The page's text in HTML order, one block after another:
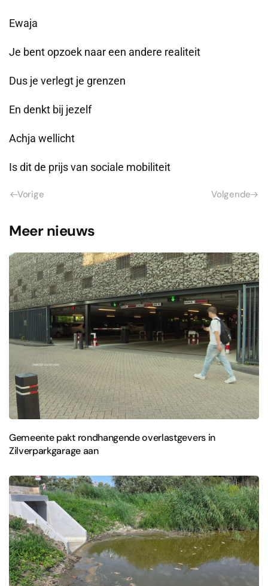
Ewaja
Je bent opzoek naar een andere realiteit
Dus je verlegt je grenzen
En denkt bij jezelf
Achja wellicht
Is dit de prijs van sociale mobiliteit
Vorige Volgende
Meer nieuws
Gemeente pakt rondhangende overlastgevers in
Zilverparkgarage aan